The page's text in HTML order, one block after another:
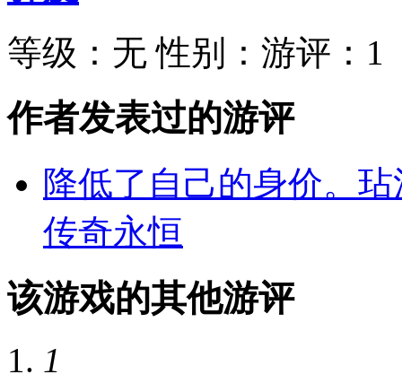
等级： 无 性别： 游评： 1
作者发表过的游评
降低了自己的身价。
传奇永恒
该游戏的其他游评
1